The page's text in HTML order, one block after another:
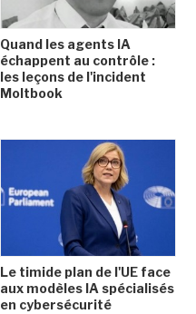
Quand les agents IA
échappent au contrôle :
les leçons de l'incident
Moltbook
Le timide plan de l'UE face
aux modèles IA spécialisés
en cybersécurité